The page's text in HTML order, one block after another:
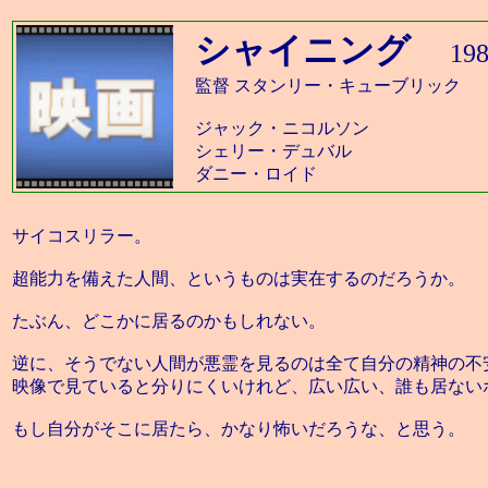
シャイニング
監督 スタンリー・キューブリック
ジャック・ニコルソン
シェリー・デュバル
ダニー・ロイド
サイコスリラー。
超能力を備えた人間、というものは実在するのだろうか。
たぶん、どこかに居るのかもしれない。
逆に、そうでない人間が悪霊を見るのは全て自分の精神の
映像で見ていると分りにくいけれど、広い広い、誰も居ない
もし自分がそこに居たら、かなり怖いだろうな、と思う。